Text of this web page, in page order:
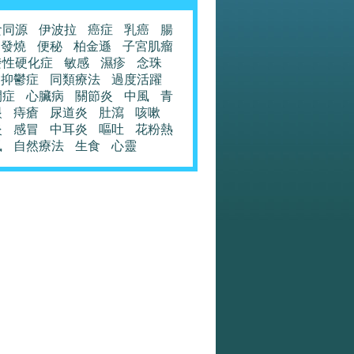
源 伊波拉 癌症 乳癌
腸
發燒
便秘 柏金遜
子宮肌瘤
硬化症
敏感 濕疹
念珠
抑鬱症
同類療法
過度活躍
心臟病 關節炎 中風
青
痔瘡 尿道炎 肚瀉
咳嗽
感冒 中耳炎 嘔吐
花粉熱
自然療法 生食 心靈